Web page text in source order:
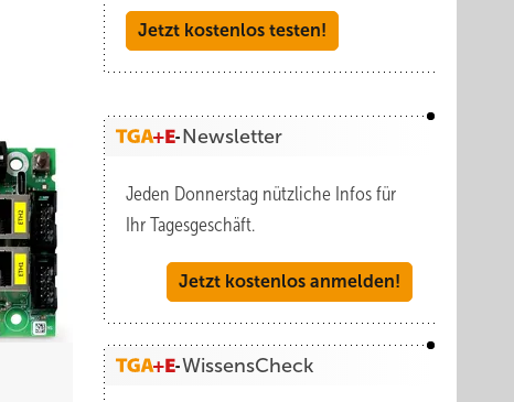
Jetzt kostenlos testen!
Newsletter
Jeden Donnerstag nützliche Infos für
Ihr Tagesgeschäft.
Jetzt kostenlos anmelden!
WissensCheck